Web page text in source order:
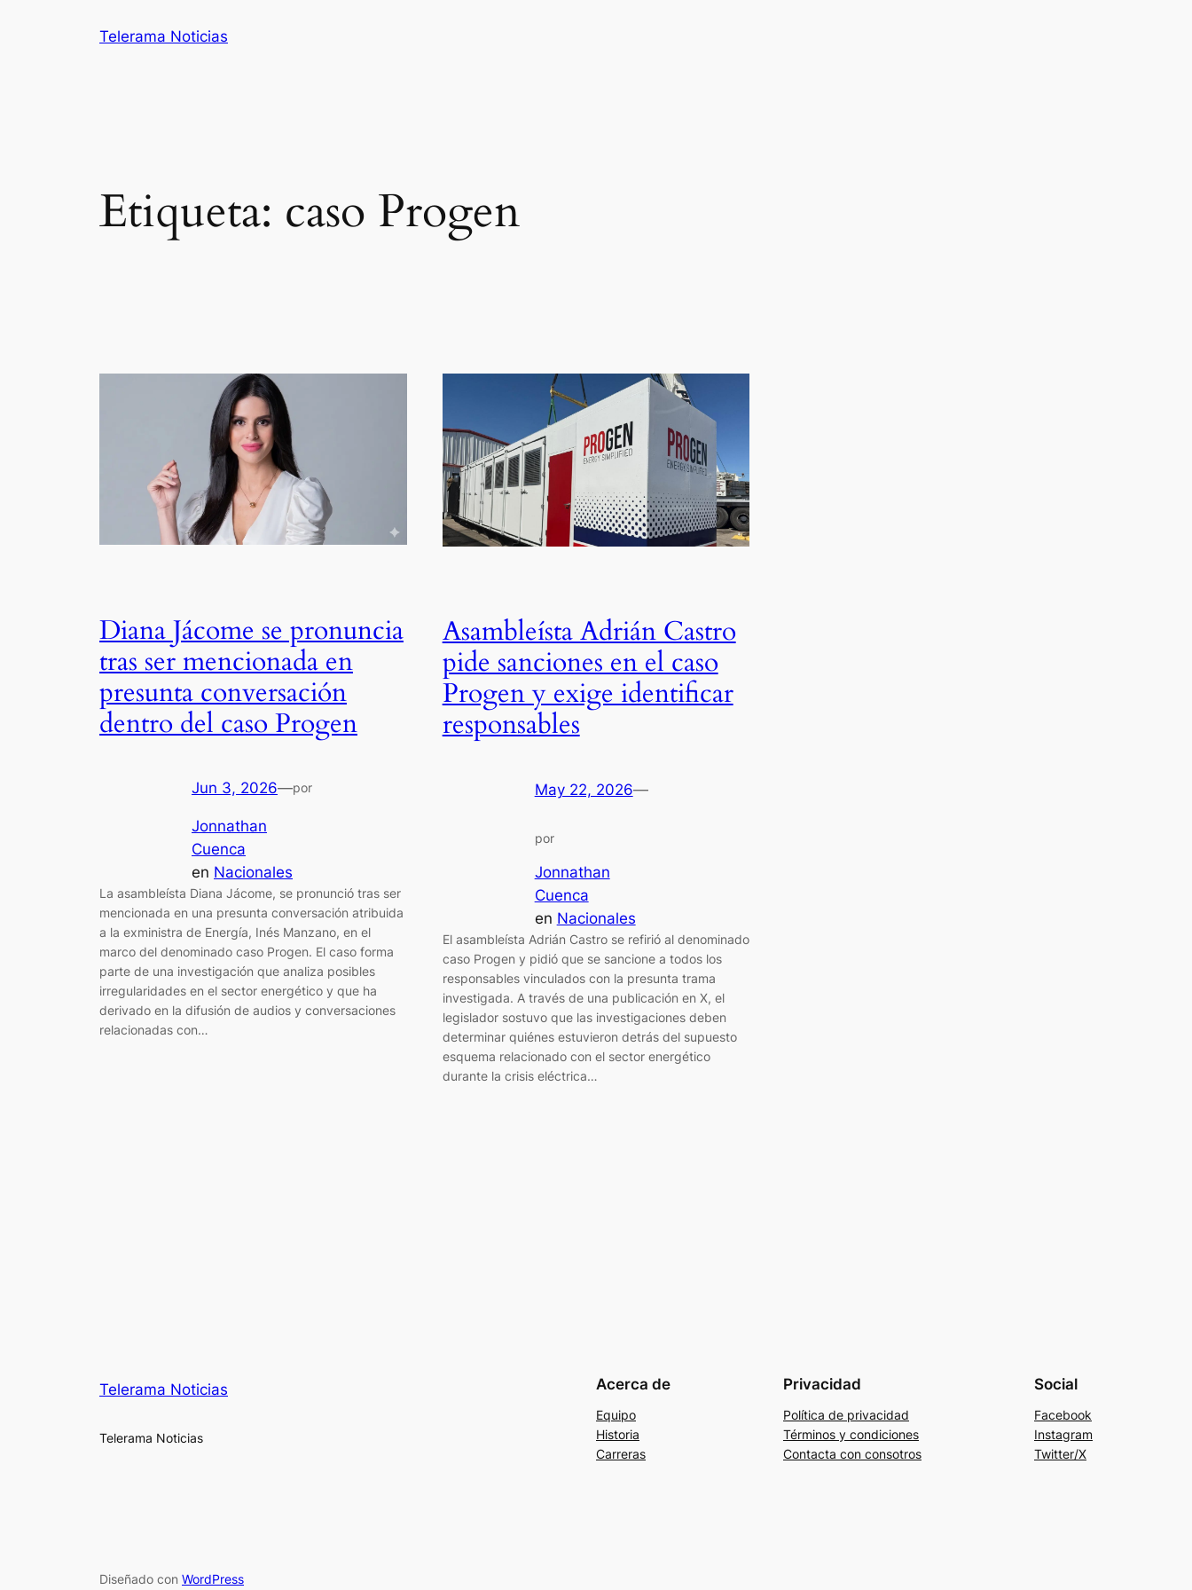
Telerama Noticias
Etiqueta: caso Progen
Diana Jácome se pronuncia
tras ser mencionada en
presunta conversación
dentro del caso Progen
Jun 3, 2026—por
Jonnathan
Cuenca
en Nacionales
La asambleísta Diana Jácome, se pronunció tras ser
mencionada en una presunta conversación atribuida
a la exministra de Energía, Inés Manzano, en el
marco del denominado caso Progen. El caso forma
parte de una investigación que analiza posibles
irregularidades en el sector energético y que ha
derivado en la difusión de audios y conversaciones
relacionadas con…
Asambleísta Adrián Castro
pide sanciones en el caso
Progen y exige identificar
responsables
May 22, 2026—
por
Jonnathan
Cuenca
en Nacionales
El asambleísta Adrián Castro se refirió al denominado
caso Progen y pidió que se sancione a todos los
responsables vinculados con la presunta trama
investigada. A través de una publicación en X, el
legislador sostuvo que las investigaciones deben
determinar quiénes estuvieron detrás del supuesto
esquema relacionado con el sector energético
durante la crisis eléctrica…
Telerama Noticias
Telerama Noticias
Acerca de
Equipo
Historia
Carreras
Privacidad
Política de privacidad
Términos y condiciones
Contacta con consotros
Social
Facebook
Instagram
Twitter/X
Diseñado con WordPress